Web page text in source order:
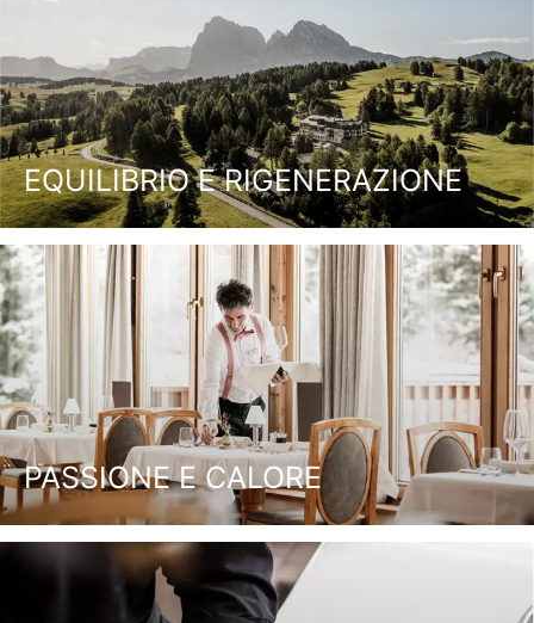
EQUILIBRIO E RIGENERAZIONE
PASSIONE E CALORE